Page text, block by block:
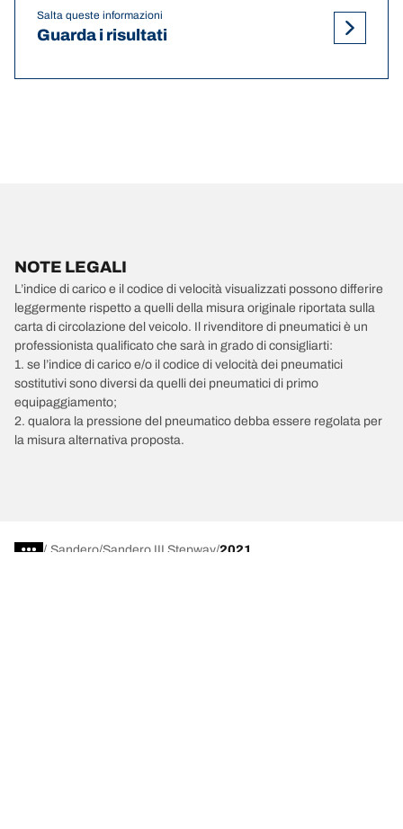
Salta queste informazioni
Guarda i risultati
NOTE LEGALI
L’indice di carico e il codice di velocità visualizzati possono differire
leggermente rispetto a quelli della misura originale riportata sulla
carta di circolazione del veicolo. Il rivenditore di pneumatici è un
professionista qualificato che sarà in grado di consigliarti:
1. se l’indice di carico e/o il codice di velocità dei pneumatici
sostitutivi sono diversi da quelli dei pneumatici di primo
equipaggiamento;
2. qualora la pressione del pneumatico debba essere regolata per
la misura alternativa proposta.
/ Sandero Sandero III Stepway 2021